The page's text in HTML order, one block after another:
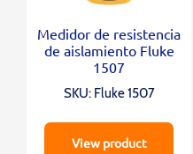
Medidor de resistencia
de aislamiento Fluke
1507
SKU: Fluke 1507
View product